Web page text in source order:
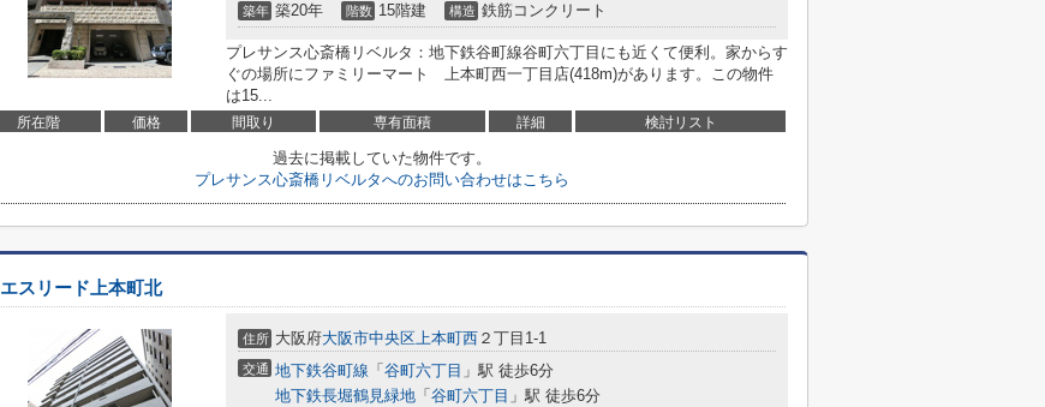
築年 築20年 階数 15階建 構造 鉄筋コンクリート
プレサンス心斎橋リベルタ：地下鉄谷町線谷町六丁目にも近くて便利。家からす
ぐの場所にファミリーマート 上本町西一丁目店(418m)があります。この物件
は15...
所在階 価格 間取り 専有面積 詳細 検討リスト
過去に掲載していた物件です。
プレサンス心斎橋リベルタへのお問い合わせはこちら
エスリード上本町北
住所 大阪府大阪市中央区上本町西 ２丁目1-1
交通 地下鉄谷町線 「 谷町六丁目 」駅 徒歩6分
地下鉄長堀鶴見緑地 「 谷町六丁目 」駅 徒歩6分